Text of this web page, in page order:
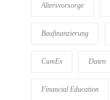
Altersvorsorge
Baufinanzierung
CumEx Daten
Financial Education